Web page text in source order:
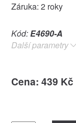
Záruka: 2 roky
Kód:E4690-A
Další parametry
Cena: 439 Kč